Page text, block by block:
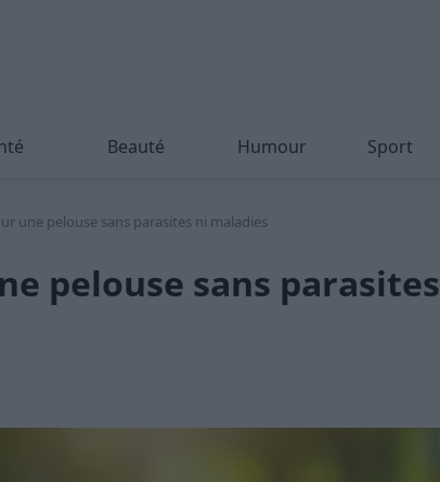
Beauté Humour Sport
une pelouse sans parasites ni maladies
pelouse sans parasites